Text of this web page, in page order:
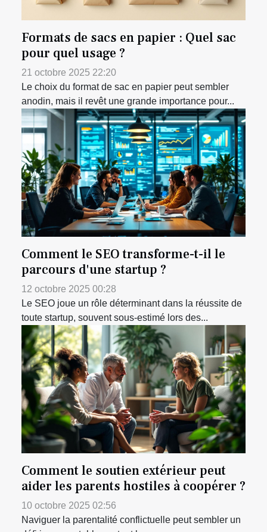
Formats de sacs en papier : Quel sac
pour quel usage ?
21 octobre 2025 22:20
Le choix du format de sac en papier peut sembler
anodin, mais il revêt une grande importance pour...
Comment le SEO transforme-t-il le
parcours d'une startup ?
12 octobre 2025 00:28
Le SEO joue un rôle déterminant dans la réussite de
toute startup, souvent sous-estimé lors des...
Comment le soutien extérieur peut
aider les parents hostiles à coopérer ?
10 octobre 2025 02:56
Naviguer la parentalité conflictuelle peut sembler un